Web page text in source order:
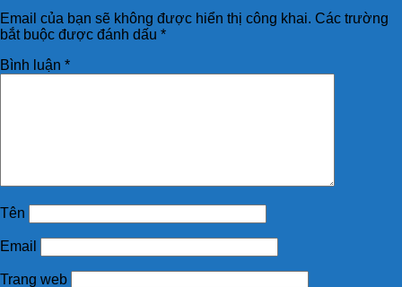
Email của bạn sẽ không được hiển thị công khai. Các trường
bắt buộc được đánh dấu *
Bình luận *
Tên
Email
Trang web